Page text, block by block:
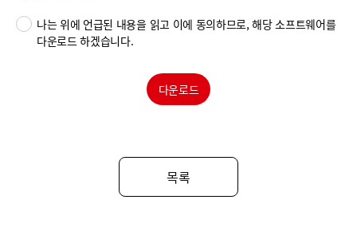
나는 위에 언급된 내용을 읽고 이에 동의하므로, 해당 소프트웨어를
다운로드 하겠습니다.
다운로드
목록